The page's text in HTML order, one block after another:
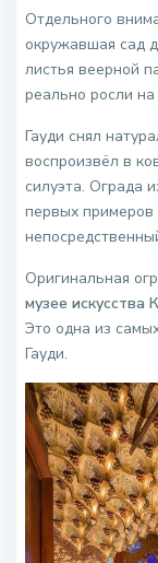
Отдельного
окружавшая сад
листья веерной
реально росли
Гауди снял
воспроизвёл в
силуэта. Ограда
первых примеров
Оригинальная
музее искусства
Это одна из
Гауди.